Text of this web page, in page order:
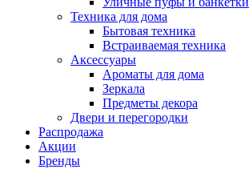
Техника для дома
Бытовая техника
Встраиваемая техника
Аксессуары
Ароматы для дома
Зеркала
Предметы декора
Двери и перегородки
Распродажа
Акции
Бренды